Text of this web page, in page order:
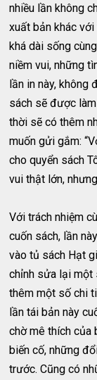
nhiều lần không
xuất bản khác
khá dài sống
niềm vui, những
lần in này, không
sách sẽ được
thời sẽ có thêm
muốn gửi gắm:
cho quyển sách
vui thật lớn,
Với trách nhiệm
cuốn sách, lần
vào tủ sách Hạt
chỉnh sửa lại một
thêm một số chi
lần tái bản này
chờ mê thích của
biến cố, những
trước. Cũng có